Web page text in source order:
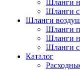
Шланги
Шланги
Шланги
Шланги
Шланги
Шланги
Каталог